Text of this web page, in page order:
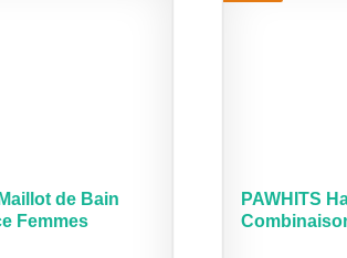
de Bain
Femmes
PAWHITS